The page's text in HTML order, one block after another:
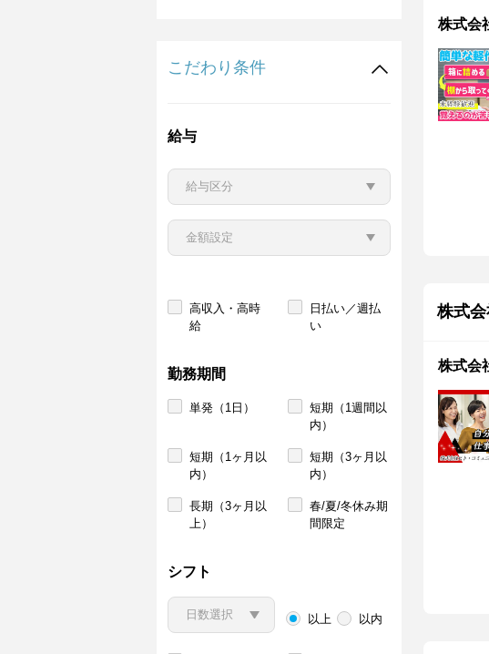
こだわり条件
給与
高収入・高時
給
日払い／週払
い
勤務期間
単発（1日）
短期（1週間以
内）
短期（1ヶ月以
内）
短期（3ヶ月以
内）
長期（3ヶ月以
上）
春/夏/冬休み期
間限定
シフト
以上 以内
株式会
株式
株式会